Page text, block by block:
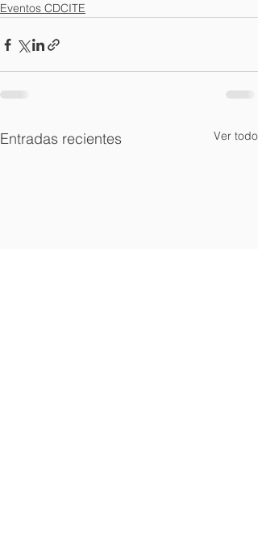
Eventos CDCITE
Entradas recientes Ver todo